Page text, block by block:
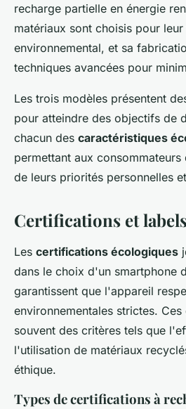
recharge partielle en énergie
matériaux sont choisis pour
environnemental, et sa
techniques avancées pour
Les trois modèles présentent
pour atteindre des objectifs de
chacun des caractéristiques
permettant aux
de leurs priorités personnelles
Certifications et
Les certifications écologiques
dans le choix d'un smartphone
garantissent que l'appareil
environnementales strictes.
souvent des critères tels que
l'utilisation de matériaux
éthique.
Types de certifications à